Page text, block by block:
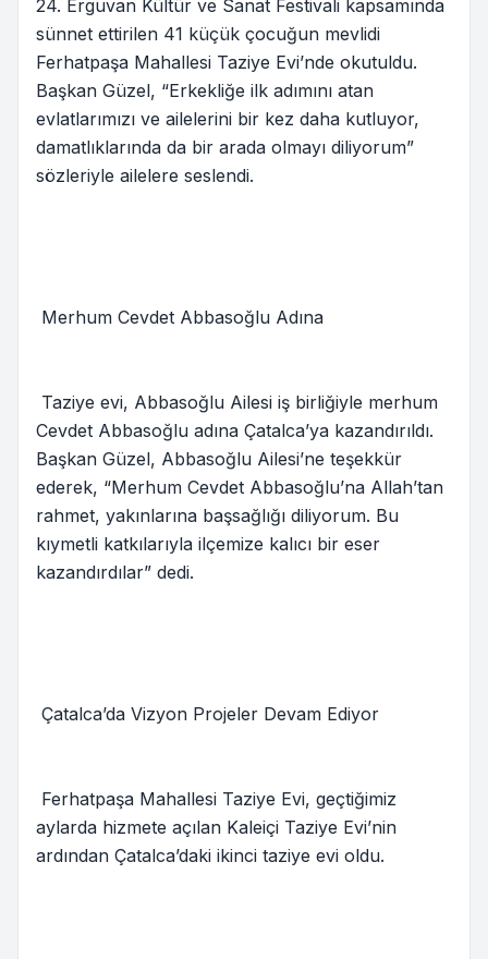
24. Erguvan Kültür ve Sanat Festivali kapsamında
sünnet ettirilen 41 küçük çocuğun mevlidi
Ferhatpaşa Mahallesi Taziye Evi’nde okutuldu.
Başkan Güzel, “Erkekliğe ilk adımını atan
evlatlarımızı ve ailelerini bir kez daha kutluyor,
damatlıklarında da bir arada olmayı diliyorum”
sözleriyle ailelere seslendi.
Merhum Cevdet Abbasoğlu Adına
Taziye evi, Abbasoğlu Ailesi iş birliğiyle merhum
Cevdet Abbasoğlu adına Çatalca’ya kazandırıldı.
Başkan Güzel, Abbasoğlu Ailesi’ne teşekkür
ederek, “Merhum Cevdet Abbasoğlu’na Allah’tan
rahmet, yakınlarına başsağlığı diliyorum. Bu
kıymetli katkılarıyla ilçemize kalıcı bir eser
kazandırdılar” dedi.
Çatalca’da Vizyon Projeler Devam Ediyor
Ferhatpaşa Mahallesi Taziye Evi, geçtiğimiz
aylarda hizmete açılan Kaleiçi Taziye Evi’nin
ardından Çatalca’daki ikinci taziye evi oldu.